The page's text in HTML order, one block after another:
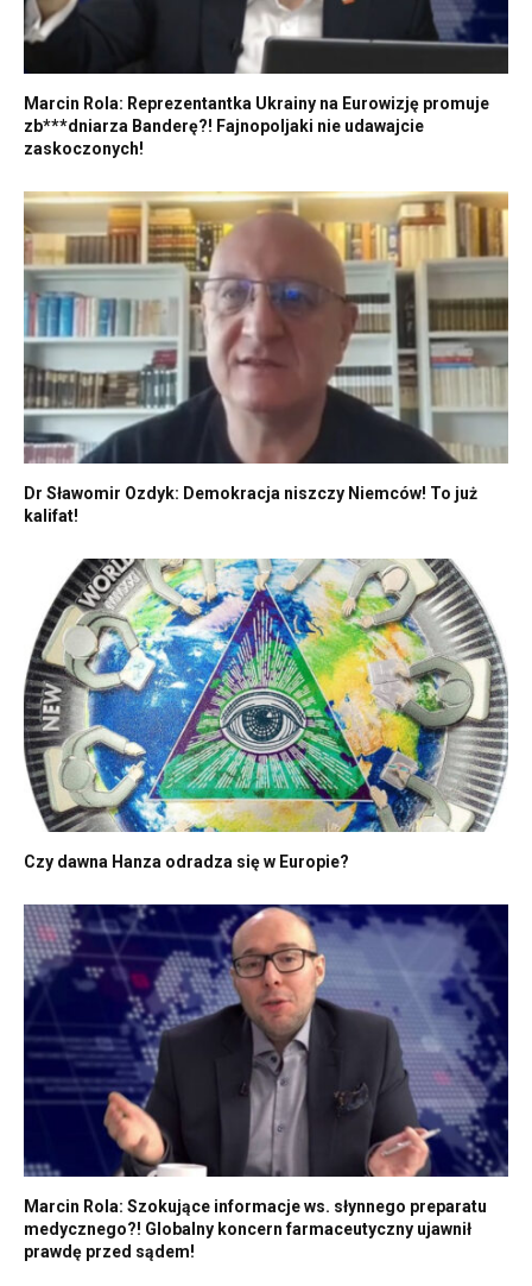
Marcin Rola: Reprezentantka Ukrainy na Eurowizję promuje
zb***dniarza Banderę?! Fajnopoljaki nie udawajcie
zaskoczonych!
Dr Sławomir Ozdyk: Demokracja niszczy Niemców! To już
kalifat!
Czy dawna Hanza odradza się w Europie?
Marcin Rola: Szokujące informacje ws. słynnego preparatu
medycznego?! Globalny koncern farmaceutyczny ujawnił
prawdę przed sądem!